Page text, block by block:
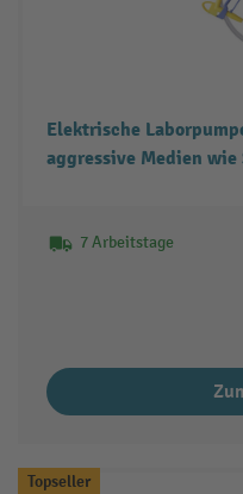
Elektrische
aggressive Medien
7 Arbeitstage
Topseller